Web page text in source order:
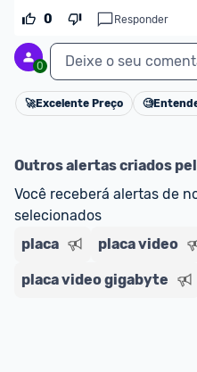
0 Responder
0 Deixe o seu
🚀Excelente Preço 🧐
Outros alertas criados
Você receberá alertas de
selecionados
placa
placa video
placa video gigabyte